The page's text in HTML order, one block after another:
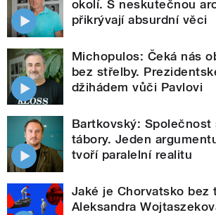
okolí. S neskutečnou
přikrývají absurdní věci
Michopulos: Čeká nás
bez střelby.
džihádem vůči Pavlovi
Bartkovský: Společnost
tábory. Jeden
tvoří paralelní realitu
Jaké je Chorvatsko bez
Aleksandra